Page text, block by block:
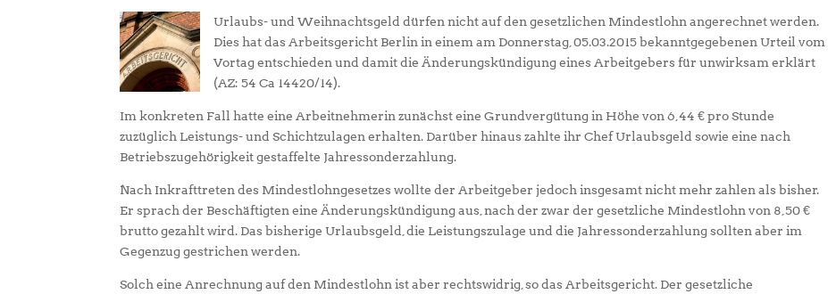
Urlaubs- und Weihnachtsgeld dürfen nicht auf den gesetzlichen Mindestlohn angerechnet werden.
Dies hat das Arbeitsgericht Berlin in einem am Donnerstag, 05.03.2015 bekanntgegebenen Urteil vom
Vortag entschieden und damit die Änderungskündigung eines Arbeitgebers für unwirksam erklärt
(AZ: 54 Ca 14420/14).
Im konkreten Fall hatte eine Arbeitnehmerin zunächst eine Grundvergütung in Höhe von 6,44 € pro Stunde
zuzüglich Leistungs- und Schichtzulagen erhalten. Darüber hinaus zahlte ihr Chef Urlaubsgeld sowie eine nach
Betriebszugehörigkeit gestaffelte Jahressonderzahlung.
Nach Inkrafttreten des Mindestlohngesetzes wollte der Arbeitgeber jedoch insgesamt nicht mehr zahlen als bisher.
Er sprach der Beschäftigten eine Änderungskündigung aus, nach der zwar der gesetzliche Mindestlohn von 8,50 €
brutto gezahlt wird. Das bisherige Urlaubsgeld, die Leistungszulage und die Jahressonderzahlung sollten aber im
Gegenzug gestrichen werden.
Solch eine Anrechnung auf den Mindestlohn ist aber rechtswidrig, so das Arbeitsgericht. Der gesetzliche